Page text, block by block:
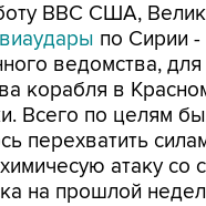
ВВС США,
по Сирии
ведомства,
корабля в
Всего по целям
перехватить
атаку
на прошлой